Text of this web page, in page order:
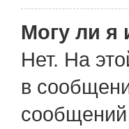
Могу ли я
Нет. На
в